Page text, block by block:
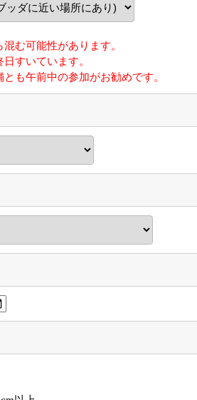
む可能性があります。
すいています。
も午前中の参加がお勧めです。